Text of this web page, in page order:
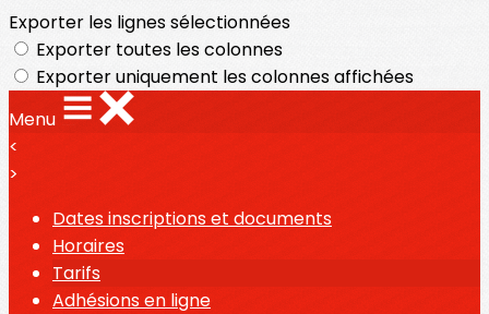
Exporter les lignes sélectionnées
Exporter toutes les colonnes
Exporter uniquement les colonnes affichées
Menu
<
>
Dates inscriptions et documents
Horaires
Tarifs
Adhésions en ligne